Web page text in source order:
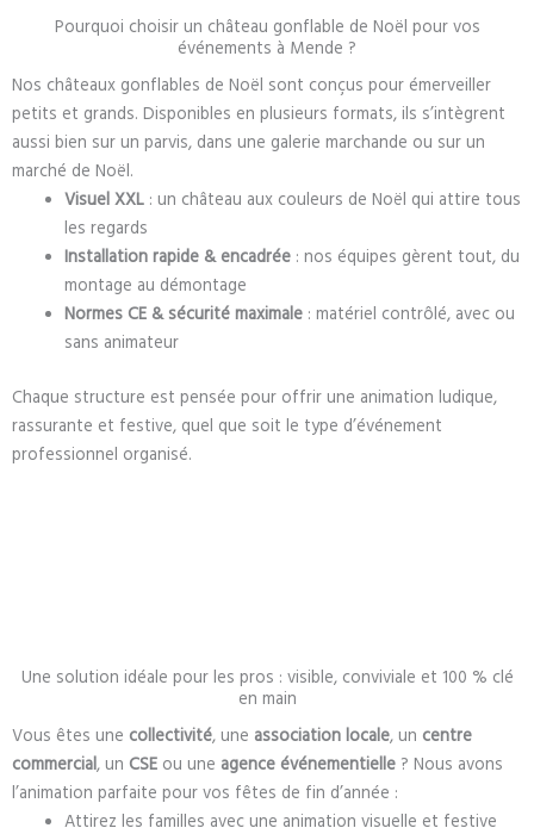
Pourquoi choisir un château gonflable de Noël pour vos
événements à Mende ?
Nos châteaux gonflables de Noël sont conçus pour émerveiller
petits et grands. Disponibles en plusieurs formats, ils s’intègrent
aussi bien sur un parvis, dans une galerie marchande ou sur un
marché de Noël.
Visuel XXL: un château aux couleurs de Noël qui attire tous
les regards
Installation rapide & encadrée: nos équipes gèrent tout, du
montage au démontage
Normes CE & sécurité maximale: matériel contrôlé, avec ou
sans animateur
Chaque structure est pensée pour offrir une animation ludique,
rassurante et festive, quel que soit le type d’événement
professionnel organisé.
Une solution idéale pour les pros : visible, conviviale et 100 % clé
en main
Vous êtes une collectivité, une association locale, un centre
commercial, un CSE ou une agence événementielle ? Nous avons
l’animation parfaite pour vos fêtes de fin d’année :
Attirez les familles avec une animation visuelle et festive